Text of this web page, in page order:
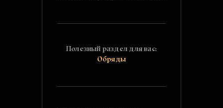
Полезный раздел для вас:
Обряды